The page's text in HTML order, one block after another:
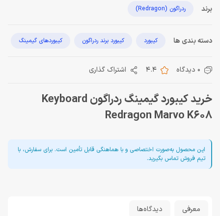
برند ردراگون (Redragon)
دسته بندی ها کیبورد کیبورد برند ردراگون کیبوردهای گیمینگ
0 دیدگاه 4.4 اشتراک گذاری
خرید کیبورد گیمینگ ردراگون Keyboard
Redragon Marvo K608
این محصول به‌صورت اختصاصی و با هماهنگی قابل تأمین است. برای سفارش، با
تیم فروش تماس بگیرید.
معرفی دیدگاه‌ها